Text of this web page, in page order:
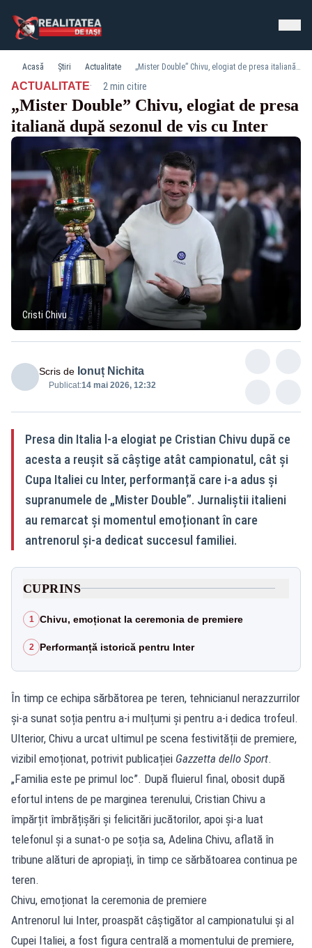
Acasă Știri Actualitate „Mister Double” Chivu, elogiat de presa italiană după sezonul de vis cu Inter
ACTUALITATE· 2 min citire
„Mister Double” Chivu, elogiat de presa
italiană după sezonul de vis cu Inter
Cristi Chivu
Scris de Ionuț Nichita
Publicat:14 mai 2026, 12:32
Presa din Italia l-a elogiat pe Cristian Chivu după ce
acesta a reușit să câștige atât campionatul, cât și
Cupa Italiei cu Inter, performanță care i-a adus și
supranumele de „Mister Double”. Jurnaliștii italieni
au remarcat și momentul emoționant în care
antrenorul și-a dedicat succesul familiei.
CUPRINS
1 Chivu, emoționat la ceremonia de premiere
2 Performanță istorică pentru Inter
În timp ce echipa sărbătorea pe teren, tehnicianul nerazzurrilor
și-a sunat soția pentru a-i mulțumi și pentru a-i dedica trofeul.
Ulterior, Chivu a urcat ultimul pe scena festivității de premiere,
vizibil emoționat, potrivit publicației Gazzetta dello Sport.
„Familia este pe primul loc”. După fluierul final, obosit după
efortul intens de pe marginea terenului, Cristian Chivu a
împărțit îmbrățișări și felicitări jucătorilor, apoi și-a luat
telefonul și a sunat-o pe soția sa, Adelina Chivu, aflată în
tribune alături de apropiați, în timp ce sărbătoarea continua pe
teren.
Chivu, emoționat la ceremonia de premiere
Antrenorul lui Inter, proaspăt câștigător al campionatului și al
Cupei Italiei, a fost figura centrală a momentului de premiere,